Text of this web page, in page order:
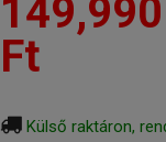
149,990
Ft
Külső raktáron,